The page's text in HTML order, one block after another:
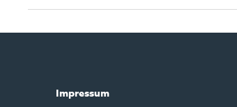
Impressum